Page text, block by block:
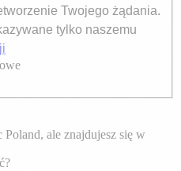
Twojego żądania.
tylko naszemu
ale znajdujesz się w